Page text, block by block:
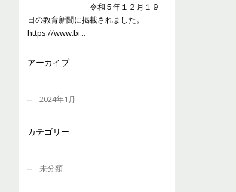
令和５年１２月１９
日の教育新聞に掲載されました。
https://www.bi...
アーカイブ
2024年1月
カテゴリー
未分類